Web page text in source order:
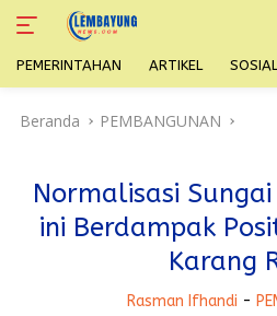
PEMERINTAHAN ARTIKEL SOSIAL
Beranda PEMBANGUNAN
Normalisasi
ini Berdampak
Karang
Rasman Ifhandi -